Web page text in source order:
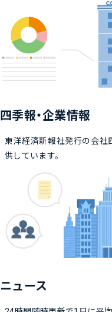
四季報・企業情報
東洋経済新報社発行の会社
供しています。
ニュース